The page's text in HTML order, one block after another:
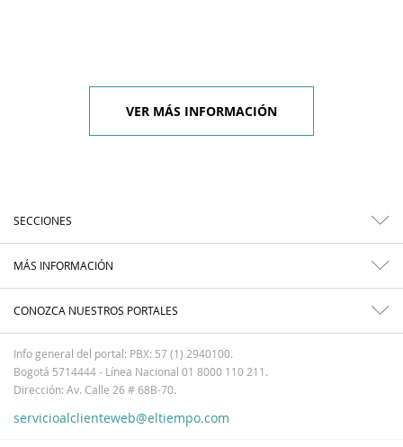
VER MÁS INFORMACIÓN
SECCIONES
MÁS INFORMACIÓN
CONOZCA NUESTROS PORTALES
Info general del portal: PBX: 57 (1) 2940100.
Bogotá 5714444 - Línea Nacional 01 8000 110 211.
Dirección: Av. Calle 26 # 68B-70.
servicioalclienteweb@eltiempo.com